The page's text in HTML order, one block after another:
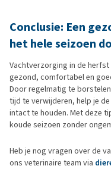
Conclusie: Een
het hele seizoen
Vachtverzorging in de
gezond, comfortabel en
Door regelmatig te
tijd te verwijderen, help je
intact te houden. Met deze
koude seizoen zonder
Heb je nog vragen over de
ons veterinaire team via